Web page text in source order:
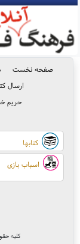
صفحه نخست
ارسال
حریم
کتابها
اسباب بازی
کلیه